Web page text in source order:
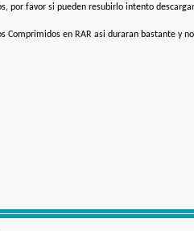
por favor si pueden resubirlo intento
Comprimidos en RAR asi duraran bastante y